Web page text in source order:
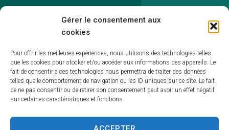
Gérer le consentement aux
cookies
Pour offrir les meilleures expériences, nous utilisons des technologies telles
que les cookies pour stocker et/ou accéder aux informations des appareils. Le
fait de consentir à ces technologies nous permettra de traiter des données
telles que le comportement de navigation ou les ID uniques sur ce site. Le fait
de ne pas consentir ou de retirer son consentement peut avoir un effet négatif
sur certaines caractéristiques et fonctions.
Accessibilité